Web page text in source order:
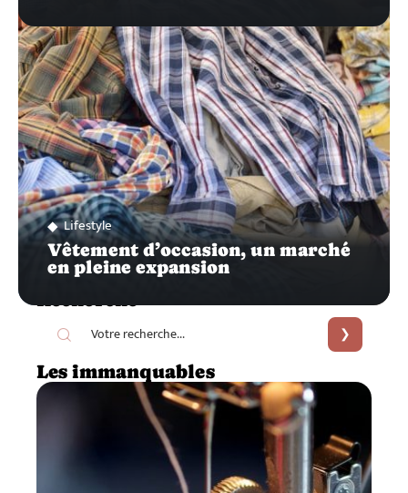
Lifestyle
Vêtement d’occasion, un marché
en pleine expansion
Recherche
Les immanquables